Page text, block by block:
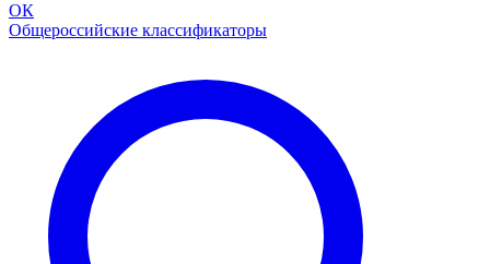
ОК
Общероссийские классификаторы